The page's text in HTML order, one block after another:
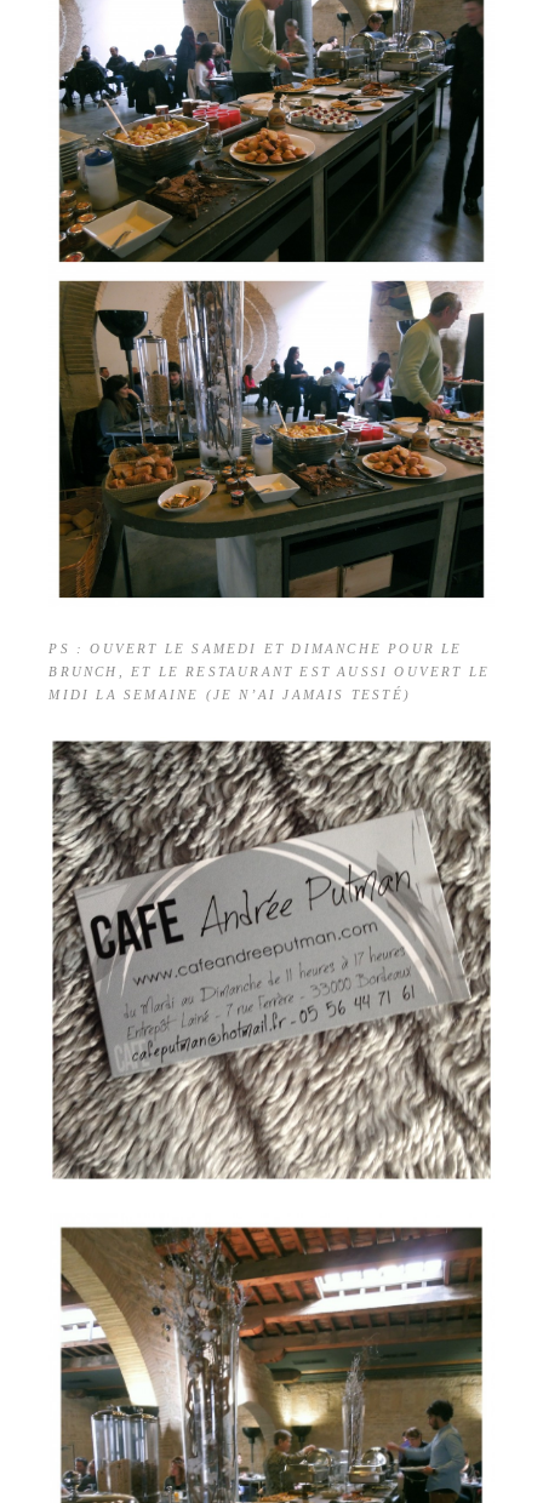
PS : OUVERT LE SAMEDI ET DIMANCHE POUR LE
BRUNCH, ET LE RESTAURANT EST AUSSI OUVERT LE
MIDI LA SEMAINE (JE N’AI JAMAIS TESTÉ)